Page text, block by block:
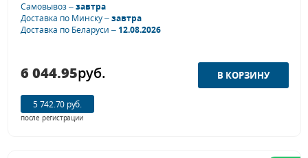
Самовывоз –завтра
Доставка по Минску –завтра
Доставка по Беларуси –12.08.2026
6 044.95руб.
5 742.70 руб.
после регистрации